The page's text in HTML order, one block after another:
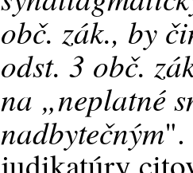
obč. zák., by
odst. 3 obč.
na „neplatné
nadbytečným".